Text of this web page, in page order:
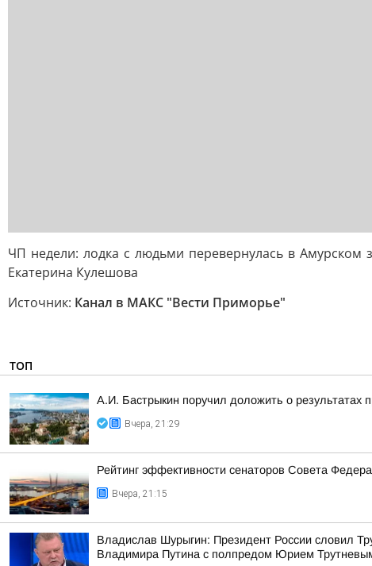
ЧП недели: лодка с людьми перевернулась в
Екатерина Кулешова
Источник: Канал в МАКС "Вести Приморье"
ТОП
А.И. Бастрыкин поручил доложить о результатах
Вчера, 21:29
Рейтинг эффективности сенаторов Совета
Вчера, 21:15
Владислав Шурыгин: Президент России словил
Владимира Путина с полпредом Юрием